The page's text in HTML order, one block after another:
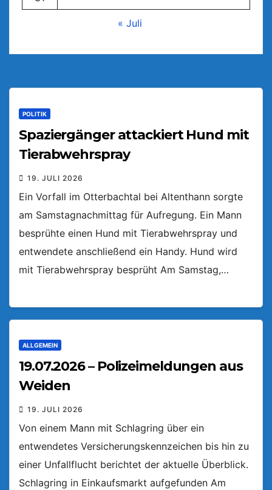
« Juli
POLITIK
Spaziergänger attackiert Hund mit
Tierabwehrspray
19. JULI 2026
Ein Vorfall im Otterbachtal bei Altenthann sorgte
am Samstagnachmittag für Aufregung. Ein Mann
besprühte einen Hund mit Tierabwehrspray und
entwendete anschließend ein Handy. Hund wird
mit Tierabwehrspray besprüht Am Samstag,…
ALLGEMEIN
19.07.2026 – Polizeimeldungen aus
Weiden
19. JULI 2026
Von einem Mann mit Schlagring über ein
entwendetes Versicherungskennzeichen bis hin zu
einer Unfallflucht berichtet der aktuelle Überblick.
Schlagring in Einkaufsmarkt aufgefunden Am